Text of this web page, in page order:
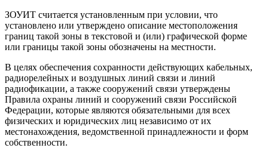
ЗОУИТ считается установленным при условии, что
установлено или утверждено описание местоположения
границ такой зоны в текстовой и (или) графической форме
или границы такой зоны обозначены на местности.
В целях обеспечения сохранности действующих кабельных,
радиорелейных и воздушных линий связи и линий
радиофикации, а также сооружений связи утверждены
Правила охраны линий и сооружений связи Российской
Федерации, которые являются обязательными для всех
физических и юридических лиц независимо от их
местонахождения, ведомственной принадлежности и форм
собственности.